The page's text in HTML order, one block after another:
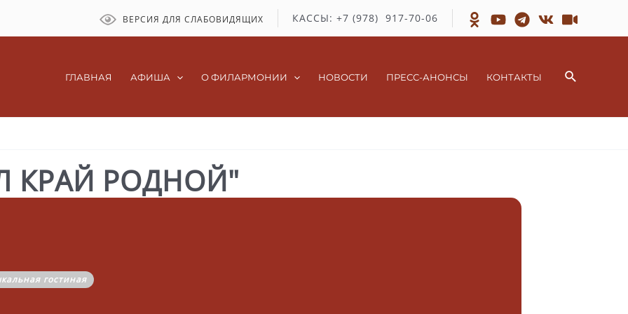
ВЕРСИЯ ДЛЯ СЛАБОВИДЯЩИХ КАССЫ: +7 (978) 917-70-06
ГЛАВНАЯ АФИША О ФИЛАРМОНИИ НОВОСТИ ПРЕСС-АНОНСЫ КОНТАКТЫ Поиск
КРАЙ РОДНОЙ"
гостиная